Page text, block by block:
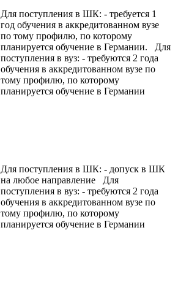
Для поступления в ШК: - требуется 1
год обучения в аккредитованном вузе
по тому профилю, по которому
планируется обучение в Германии. Для
поступления в вуз: - требуются 2 года
обучения в аккредитованном вузе по
тому профилю, по которому
планируется обучение в Германии
Для поступления в ШК: - допуск в ШК
на любое направление Для
поступления в вуз: - требуются 2 года
обучения в аккредитованном вузе по
тому профилю, по которому
планируется обучение в Германии